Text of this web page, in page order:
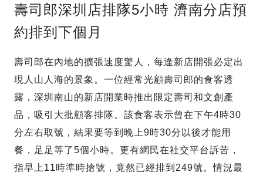
壽司郎深圳店排隊5小時 濟南分店預
約排到下個月
壽司郎在內地的擴張速度驚人，每逢新店開張必定出
現人山人海的景象。一位經常光顧壽司郎的食客透
露，深圳南山的新店開業時推出限定壽司和文創產
品，吸引大批顧客排隊。該食客表示曾在下午4時30
分左右取號，結果要等到晚上9時30分以後才能用
餐，足足等了5個小時。更有網民在社交平台訴苦，
指早上11時準時搶號，竟然已經排到249號。情況最